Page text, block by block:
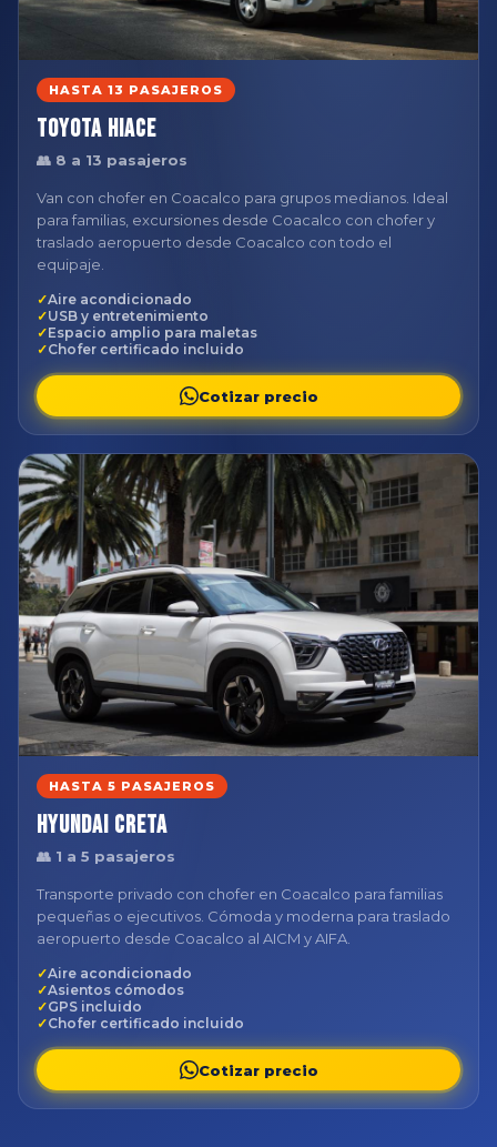
HASTA 13 PASAJEROS
Toyota Hiace
👥 8 a 13 pasajeros
Van con chofer en Coacalco para grupos medianos. Ideal
para familias, excursiones desde Coacalco con chofer y
traslado aeropuerto desde Coacalco con todo el
equipaje.
Aire acondicionado
USB y entretenimiento
Espacio amplio para maletas
Chofer certificado incluido
Cotizar precio
HASTA 5 PASAJEROS
Hyundai Creta
👥 1 a 5 pasajeros
Transporte privado con chofer en Coacalco para familias
pequeñas o ejecutivos. Cómoda y moderna para traslado
aeropuerto desde Coacalco al AICM y AIFA.
Aire acondicionado
Asientos cómodos
GPS incluido
Chofer certificado incluido
Cotizar precio